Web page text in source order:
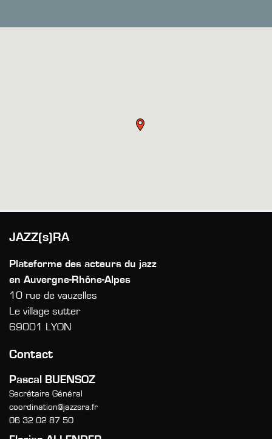
JAZZ(s)RA
Plateforme des acteurs du jazz
en Auvergne-Rhône-Alpes
10 rue de vauzelles
Le village sutter
69001 LYON
Contact
Pascal BUENSOZ
Secrétaire Général
coordination@jazzsra.fr
06 32 02 87 50